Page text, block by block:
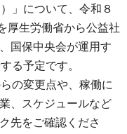
」について、令和８
厚生労働省から公益社
国保中央会が運用す
る予定です。
の変更点や、稼働に
、スケジュールなど
先をご確認くださ